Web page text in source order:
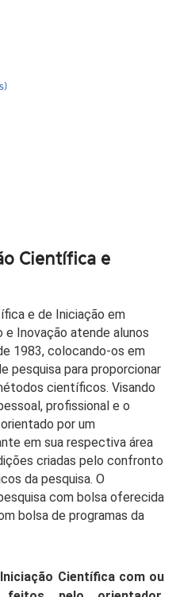
Científica e
e de Iniciação em
Inovação atende alunos
1983, colocando-os em
pesquisa para proporcionar
científicos. Visando
profissional e o
por um
em sua respectiva área
criadas pelo confronto
da pesquisa. O
com bolsa oferecida
bolsa de programas da
Científica com ou